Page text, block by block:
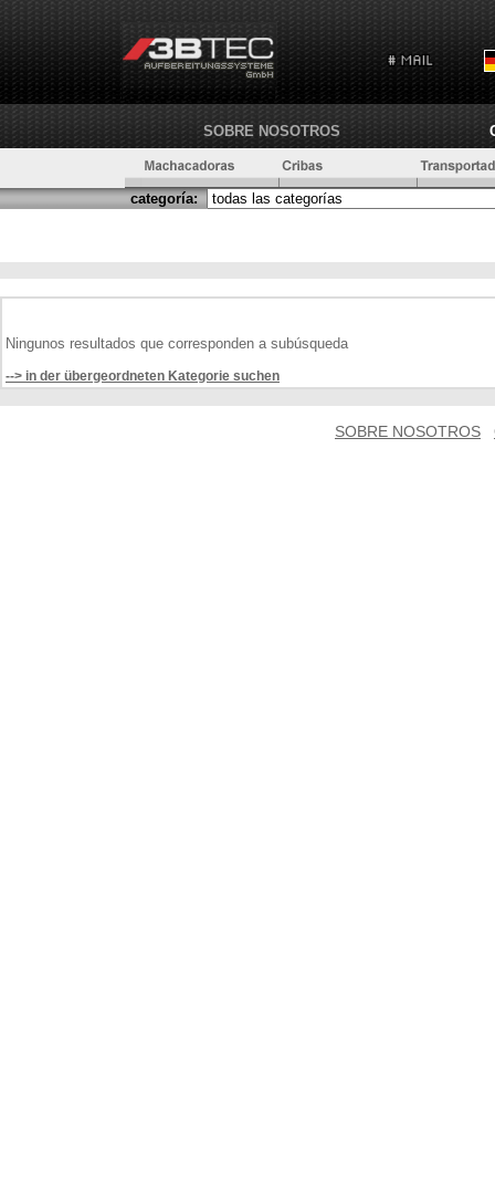
SOBRE NOSOTROS
categoría:
Ningunos resultados que corresponden a subúsqueda
--> in der übergeordneten Kategorie suchen
SOBRE NOSOTROS